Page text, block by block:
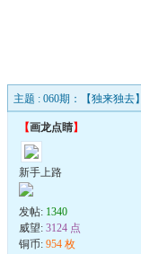
主题 : 060期：【独来独
【画龙点睛】
新手上路
发帖: 1340
威望: 3124 点
铜币: 954 枚